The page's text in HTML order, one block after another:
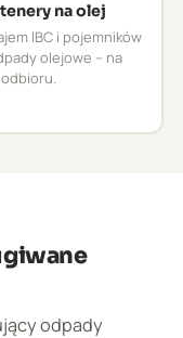
na olej
IBC i pojemników
olejowe – na
odpady